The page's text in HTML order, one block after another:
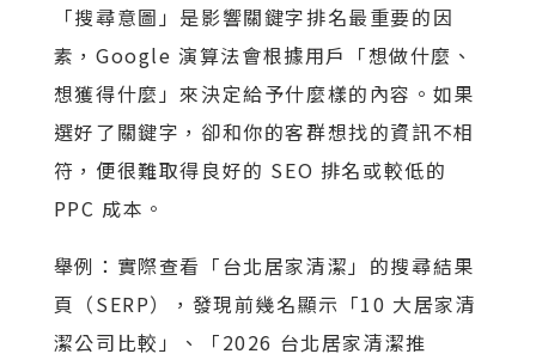
「搜尋意圖」是影響關鍵字排名最重要的因
素，Google 演算法會根據用戶「想做什麼、
想獲得什麼」來決定給予什麼樣的內容。如果
選好了關鍵字，卻和你的客群想找的資訊不相
符，便很難取得良好的 SEO 排名或較低的
PPC 成本。
舉例：實際查看「台北居家清潔」的搜尋結果
頁（SERP），發現前幾名顯示「10 大居家清
潔公司比較」、「2026 台北居家清潔推